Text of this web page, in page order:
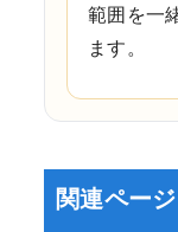
範囲を一
ます。
関連ページ